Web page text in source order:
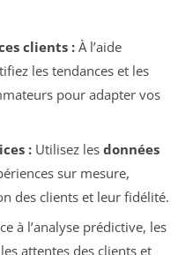
clients :À l’aide
les tendances et les
pour adapter vos
:Utilisez les données
sur mesure,
des clients et leur fidélité.
à l’analyse prédictive, les
attentes des clients et